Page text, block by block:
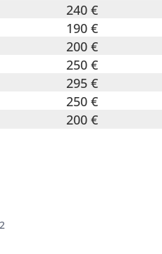
240 €
190 €
200 €
250 €
295 €
250 €
200 €
2